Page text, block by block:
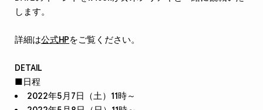
します。
詳細は公式HPをご覧ください。
DETAIL
■日程
2022年5月7日（土）11時～